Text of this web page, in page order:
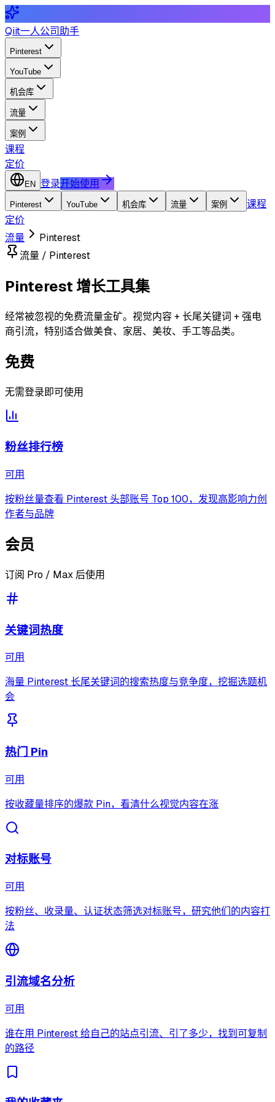
Qiit一人公司助手
Pinterest
YouTube
机会库
流量
案例
课程
定价
EN 登录开始使用
Pinterest YouTube 机会库 流量 案例
课程
定价
流量
Pinterest
流量 / Pinterest
Pinterest 增长工具集
经常被忽视的免费流量金矿。视觉内容 + 长尾关键词 + 强电
商引流，特别适合做美食、家居、美妆、手工等品类。
免费
无需登录即可使用
粉丝排行榜
可用
按粉丝量查看 Pinterest 头部账号 Top 100，发现高影响力创
作者与品牌
会员
订阅 Pro / Max 后使用
关键词热度
可用
海量 Pinterest 长尾关键词的搜索热度与竞争度，挖掘选题机
会
热门 Pin
可用
按收藏量排序的爆款 Pin，看清什么视觉内容在涨
对标账号
可用
按粉丝、收录量、认证状态筛选对标账号，研究他们的内容打
法
引流域名分析
可用
谁在用 Pinterest 给自己的站点引流、引了多少，找到可复制
的路径